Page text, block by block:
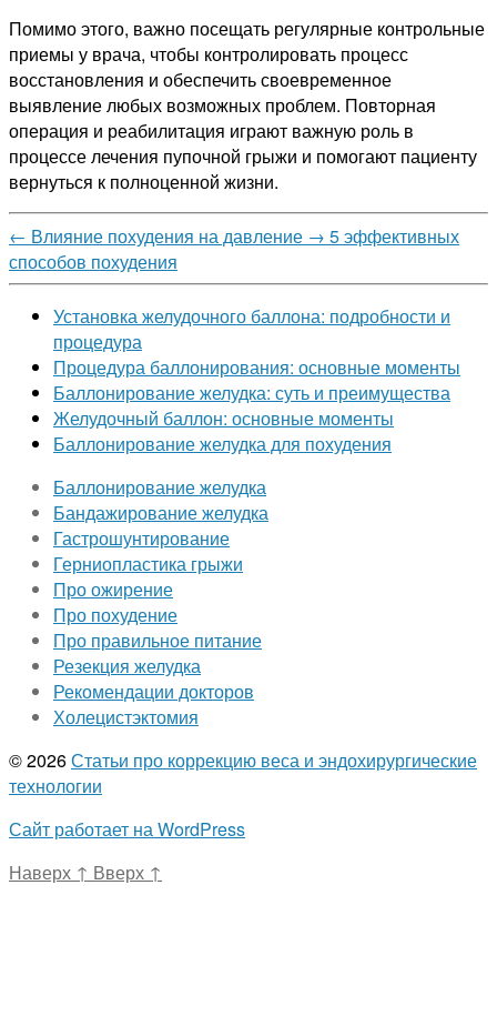
Помимо этого, важно посещать регулярные контрольные
приемы у врача, чтобы контролировать процесс
восстановления и обеспечить своевременное
выявление любых возможных проблем. Повторная
операция и реабилитация играют важную роль в
процессе лечения пупочной грыжи и помогают пациенту
вернуться к полноценной жизни.
← Влияние похудения на давление → 5 эффективных
способов похудения
Установка желудочного баллона: подробности и
процедура
Процедура баллонирования: основные моменты
Баллонирование желудка: суть и преимущества
Желудочный баллон: основные моменты
Баллонирование желудка для похудения
Баллонирование желудка
Бандажирование желудка
Гастрошунтирование
Герниопластика грыжи
Про ожирение
Про похудение
Про правильное питание
Резекция желудка
Рекомендации докторов
Холецистэктомия
© 2026Статьи про коррекцию веса и эндохирургические
технологии
Сайт работает на WordPress
Наверх ↑ Вверх ↑